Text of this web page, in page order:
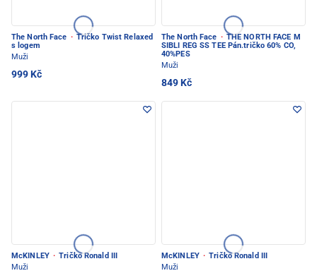
The North Face · Tričko Twist Relaxed
s logem
Muži
999 Kč
The North Face · THE NORTH FACE M
SIBLI REG SS TEE Pán.tričko 60% CO,
40%PES
Muži
849 Kč
McKINLEY · Tričko Ronald III
Muži
McKINLEY · Tričko Ronald III
Muži